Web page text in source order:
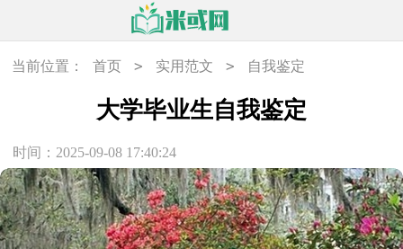
当前位置： 首页 > 实用范文 > 自我鉴定
大学毕业生自我鉴定
时间：2025-09-08 17:40:24